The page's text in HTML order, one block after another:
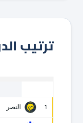
ترتيب
1 النصر